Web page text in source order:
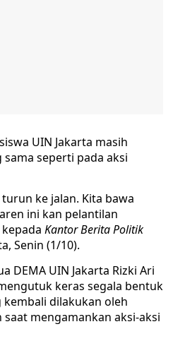
UIN Jakarta masih
seperti pada aksi
ke jalan. Kita bawa
ini kan pelantilan
Kantor Berita Politik
Senin (1/10).
DEMA UIN Jakarta Rizki Ari
keras segala bentuk
dilakukan oleh
mengamankan aksi-aksi